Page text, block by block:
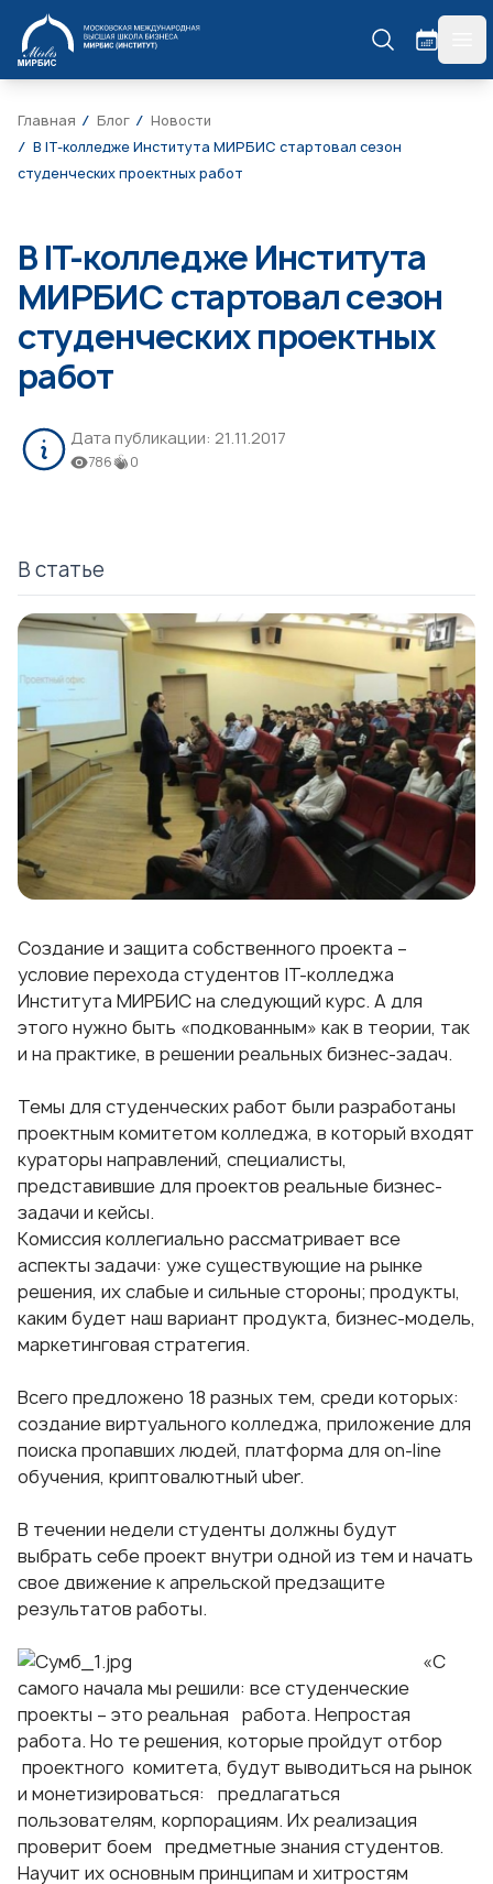
МИРБИС
Главная Блог
Новости
В IT-колледже Института МИРБИС стартовал сезон
студенческих проектных работ
В IT-колледже Института
МИРБИС стартовал сезон
студенческих проектных
работ
Дата публикации: 21.11.2017
786 0
В статье
Создание и защита собственного проекта –
условие перехода студентов IT-колледжа
Института МИРБИСна следующий курс. А для
этого нужно быть «подкованным» как в теории, так
и на практике, в решении реальных бизнес-задач.
Темы для студенческих работ были разработаны
проектным комитетом колледжа, в который входят
кураторы направлений, специалисты,
представившие для проектов реальные бизнес-
задачи и кейсы.
Комиссия коллегиально рассматривает все
аспекты задачи: уже существующие на рынке
решения, их слабые и сильные стороны; продукты,
каким будет наш вариант продукта, бизнес-модель,
маркетинговая стратегия.
Всего предложено 18 разных тем, среди которых:
создание виртуального колледжа, приложение для
поиска пропавших людей, платформа для on-line
обучения, криптовалютный uber.
В течении недели студенты должны будут
выбрать себе проект внутри одной из тем и начать
свое движение к апрельской предзащите
результатов работы.
«С
самого начала мы решили: все студенческие
проекты – это реальная работа. Непростая
работа. Но те решения, которые пройдут отбор
проектного комитета, будут выводиться на рынок
и монетизироваться: предлагаться
пользователям, корпорациям. Их реализация
проверит боем предметные знания студентов.
Научит их основным принципам и хитростям